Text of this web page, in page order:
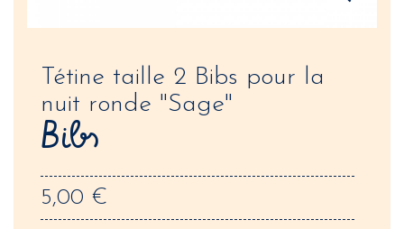
Tétine taille 2 Bibs pour la
nuit ronde "Sage"
Bibs
5,00 €